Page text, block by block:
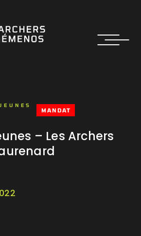
MANDAT
– Les Archers